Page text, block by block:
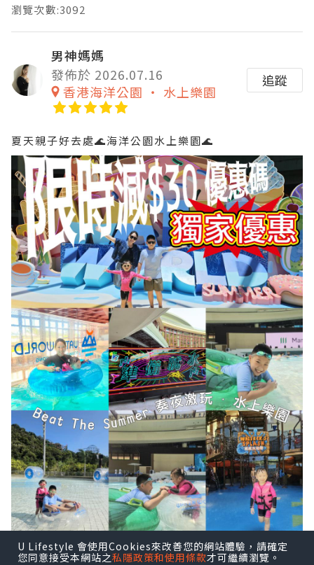
瀏覽次數:3092
男神媽媽
發佈於 2026.07.16
香港海洋公園 ‧ 水上樂園
追蹤
夏天親子好去處🌊海洋公園水上樂園🌊
➖️➖️➖️ 🌍Trip.com 香港平台做緊［3人同行優惠價］
U Lifestyle 會使用Cookies來改善您的網站體驗，請確定
您同意接受本網站之私隱政策和使用條款才可繼續瀏覽。